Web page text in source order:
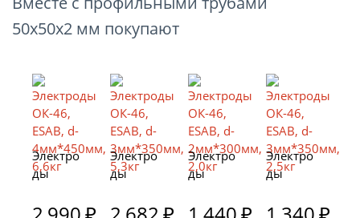
50х50х2 мм покупают
Электро
ды
ESAB, d-
Электро
ды
ESAB, d-
Электро
ды
ESAB, d-
Электро
ды
ESAB, d-